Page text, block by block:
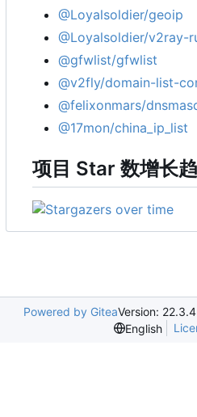
@Loyalsoldier/geoip
@Loyalsoldier/v2ray-
@gfwlist/gfwlist
@v2fly/domain-list-
@felixonmars/
@17mon/china_ip_list
项目 Star 数增长
Powered by GiteaVersion:
English